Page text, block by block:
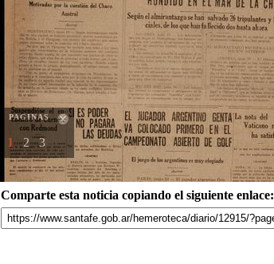
PAGINAS
1 2 3
Comparte esta noticia copiando el siguiente enlace: